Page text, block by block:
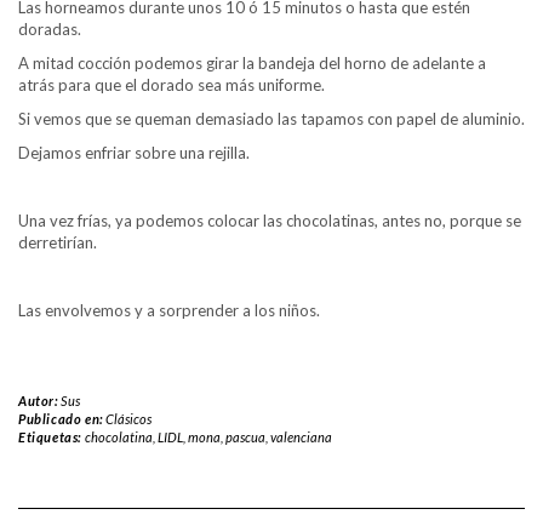
Las horneamos durante unos 10 ó 15 minutos o hasta que estén
doradas.
A mitad cocción podemos girar la bandeja del horno de adelante a
atrás para que el dorado sea más uniforme.
Si vemos que se queman demasiado las tapamos con papel de aluminio.
Dejamos enfriar sobre una rejilla.
Una vez frías, ya podemos colocar las chocolatinas, antes no, porque se
derretirían.
Las envolvemos y a sorprender a los niños.
Autor:Sus
Publicado en:Clásicos
Etiquetas: chocolatina LIDL mona pascua valenciana